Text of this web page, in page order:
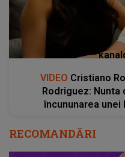
VIDEO Cristiano
Rodriguez: Nunta
încununarea
RECOMANDĂRI